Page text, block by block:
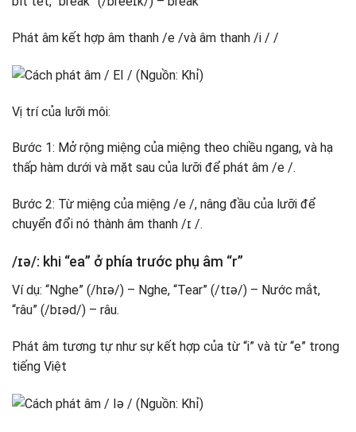
Phát âm kết hợp âm thanh /e /và âm thanh /i / /
Vị trí của lưỡi môi:
Bước 1: Mở rộng miệng của miệng theo chiều ngang, và hạ
thấp hàm dưới và mặt sau của lưỡi để phát âm /e /.
Bước 2: Từ miệng của miệng /e /, nâng đầu của lưỡi để
chuyển đổi nó thành âm thanh /ɪ /.
/ɪə/: khi “ea” ở phía trước phụ âm “r”
Ví dụ: “Nghe” (/hɪə/) – Nghe, “Tear” (/tɪə/) – Nước mắt,
“râu” (/bɪəd/) – râu.
Phát âm tương tự như sự kết hợp của từ “i” và từ “e” trong
tiếng Việt